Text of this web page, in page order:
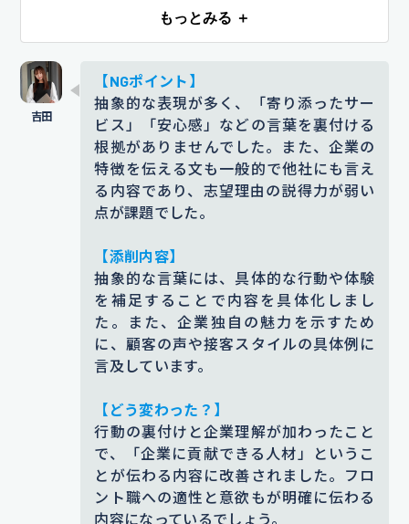
アウトまで一貫した丁寧な対応を重
視されている点において、自身の強
みである気配りを活かせる環境だと
確信しています。
添削コメント｜「共感しました」では志望理由が
自分との接点に落とし込むことが重要です。企業
研究をしっかり行っている姿勢が伝わり、他社と
の差別化も図れます。
【入社後】
入社後はお客様の立場を常に意識
し、 丁寧で気持ちの良い接客を通じ
て、安心と信頼を感じていただける
フロントスタッフを目指してまいり
ます。 状況に応じて先回りした対応
やご案内ができるよう努力し、安心
的で伝わりにくく、読み手の印象に残りません。
志望意欲が明確に伝わります。
【根拠となるエピソード】
大学時代に飲食店でアルバイトをし
ていた際、また来たいと言っていた
だけるような対応を心がける中で、
うになりました。
の好みや会話の内容を覚え、次回の
ご来店時に自然に話題に出すよう心
がけていました。そうした対応を続
ていただけることが増え、小さな心
配りが喜ばれた経験を通じて、接客
で信頼を築くことの面白さと達成感
を得ました。
もっとみる ＋
【NGポイント】
抽象的な表現が多く、「寄り添ったサー
ビス」「安心感」などの言葉を裏付ける
根拠がありませんでした。また、企業の
特徴を伝える文も一般的で他社にも言え
る内容であり、志望理由の説得力が弱い
点が課題でした。
【添削内容】
抽象的な言葉には、具体的な行動や体験
を補足することで内容を具体化しまし
た。また、企業独自の魅力を示すため
に、顧客の声や接客スタイルの具体例に
言及しています。
【どう変わった？】
行動の裏付けと企業理解が加わったこと
で、「企業に貢献できる人材」というこ
とが伝わる内容に改善されました。フロ
ント職への適性と意欲もが明確に伝わる
内容になっているでしょう。